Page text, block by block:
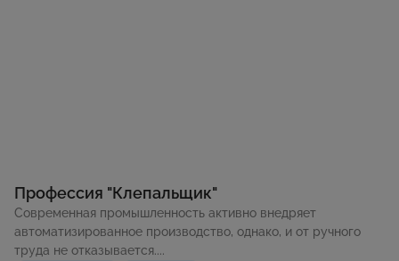
Профессия "Клепальщик"
Современная промышленность активно внедряет
автоматизированное производство, однако, и от ручного
труда не отказывается....